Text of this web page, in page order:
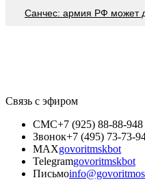
Санчес: армия РФ может
Связь с эфиром
СМС+7 (925) 88-88-948
Звонок+7 (495) 73-73-
MAXgovoritmskbot
Telegramgovoritmskbot
Письмо